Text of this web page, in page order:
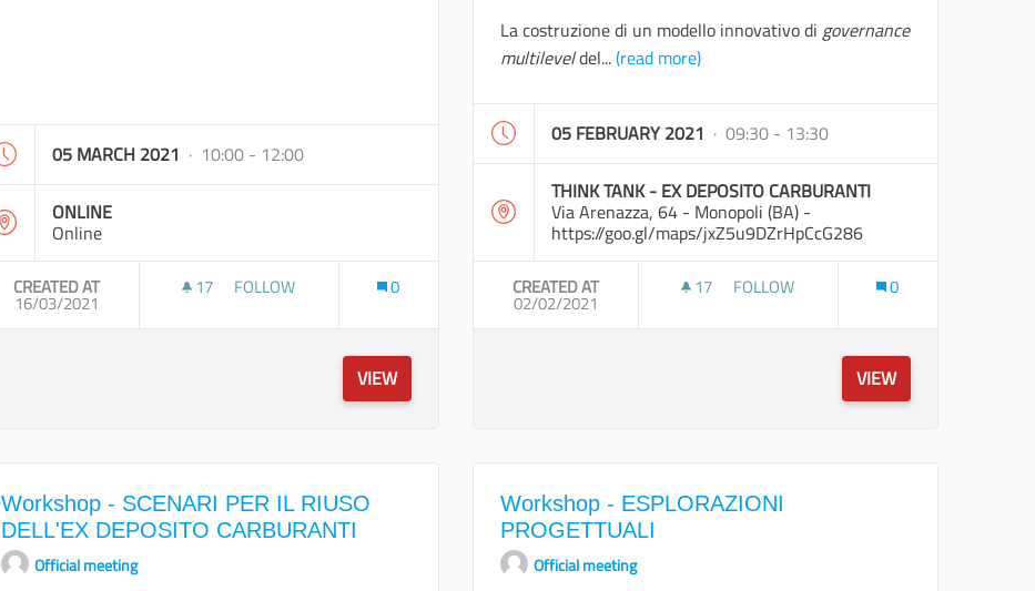
05 MARCH 2021 · 10:00 - 12:00
ONLINE
Online
CREATED AT
16/03/2021
17 17 FOLLOWERS
FOLLOW
INCONTRO DI CO-PROGETTAZIONE SU MODELLI ECONOMICI
0
VIEW
La costruzione di un modello innovativo di governance
multileveldel...(read more)
05 FEBRUARY 2021 · 09:30 - 13:30
THINK TANK - EX DEPOSITO CARBURANTI
Via Arenazza, 64 - Monopoli (BA) -
https://goo.gl/maps/jxZ5u9DZrHpCcG286
CREATED AT
02/02/2021
17 17 FOLLOWERS
FOLLOW 0
VIEW
Workshop - SCENARI PER IL RIUSO
DELL'EX DEPOSITO CARBURANTI
Official meeting
Workshop - ESPLORAZIONI
PROGETTUALI
Official meeting